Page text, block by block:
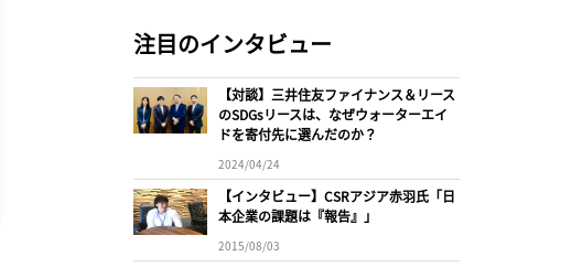
注目のインタビュー
【対談】三井住友ファイナンス＆リース
のSDGsリースは、なぜウォーターエイ
ドを寄付先に選んだのか？
2024/04/24
【インタビュー】CSRアジア赤羽氏「日
本企業の課題は『報告』」
2015/08/03